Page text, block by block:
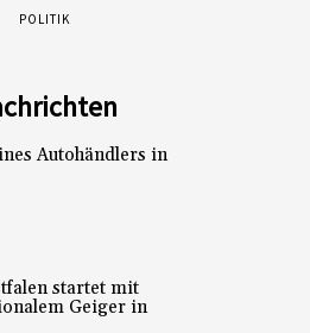
POLITIK
Autohändlers in
startet mit
Geiger in